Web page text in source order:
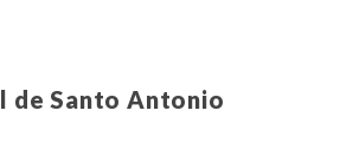
en garantissant la conformité avec
de Santo Antonio